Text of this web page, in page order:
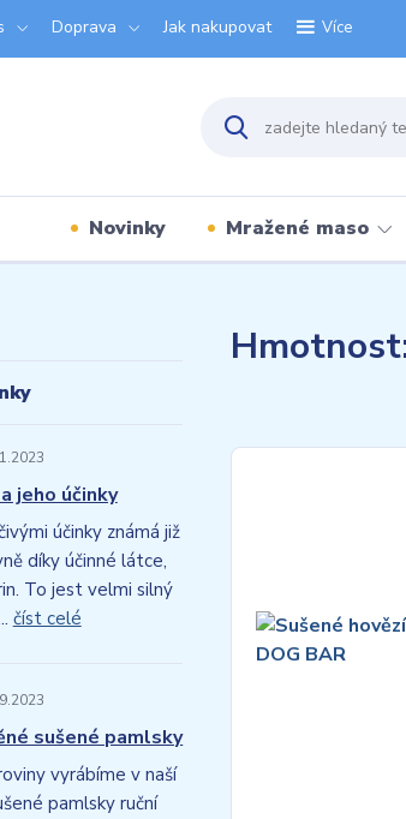
Doprava Jak nakupovat Více
Novinky Mražené maso
jeho účinky
účinky známá již
díky účinné látce,
To jest velmi silný
číst celé
sušené pamlsky
vyrábíme v naší
pamlsky ruční